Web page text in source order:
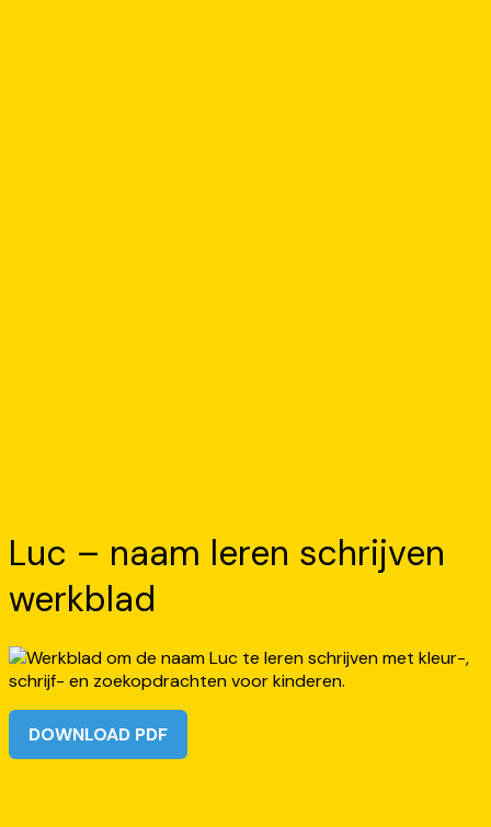
Luc – naam leren schrijven
werkblad
DOWNLOAD PDF